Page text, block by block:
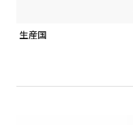
生産国